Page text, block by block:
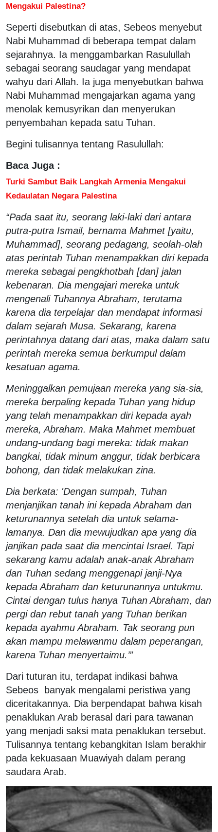
Mengakui Palestina?
Seperti disebutkan di atas, Sebeos menyebut
Nabi Muhammad di beberapa tempat dalam
sejarahnya. Ia menggambarkan Rasulullah
sebagai seorang saudagar yang mendapat
wahyu dari Allah. Ia juga menyebutkan bahwa
Nabi Muhammad mengajarkan agama yang
menolak kemusyrikan dan menyerukan
penyembahan kepada satu Tuhan.
Begini tulisannya tentang Rasulullah:
Baca Juga :
Turki Sambut Baik Langkah Armenia Mengakui
Kedaulatan Negara Palestina
“Pada saat itu, seorang laki-laki dari antara
putra-putra Ismail, bernama Mahmet [yaitu,
Muhammad], seorang pedagang, seolah-olah
atas perintah Tuhan menampakkan diri kepada
mereka sebagai pengkhotbah [dan] jalan
kebenaran. Dia mengajari mereka untuk
mengenali Tuhannya Abraham, terutama
karena dia terpelajar dan mendapat informasi
dalam sejarah Musa. Sekarang, karena
perintahnya datang dari atas, maka dalam satu
perintah mereka semua berkumpul dalam
kesatuan agama.
Meninggalkan pemujaan mereka yang sia-sia,
mereka berpaling kepada Tuhan yang hidup
yang telah menampakkan diri kepada ayah
mereka, Abraham. Maka Mahmet membuat
undang-undang bagi mereka: tidak makan
bangkai, tidak minum anggur, tidak berbicara
bohong, dan tidak melakukan zina.
Dia berkata: 'Dengan sumpah, Tuhan
menjanjikan tanah ini kepada Abraham dan
keturunannya setelah dia untuk selama-
lamanya. Dan dia mewujudkan apa yang dia
janjikan pada saat dia mencintai Israel. Tapi
sekarang kamu adalah anak-anak Abraham
dan Tuhan sedang menggenapi janji-Nya
kepada Abraham dan keturunannya untukmu.
Cintai dengan tulus hanya Tuhan Abraham, dan
pergi dan rebut tanah yang Tuhan berikan
kepada ayahmu Abraham. Tak seorang pun
akan mampu melawanmu dalam peperangan,
karena Tuhan menyertaimu.’”
Dari tuturan itu, terdapat indikasi bahwa
Sebeos banyak mengalami peristiwa yang
diceritakannya. Dia berpendapat bahwa kisah
penaklukan Arab berasal dari para tawanan
yang menjadi saksi mata penaklukan tersebut.
Tulisannya tentang kebangkitan Islam berakhir
pada kekuasaan Muawiyah dalam perang
saudara Arab.